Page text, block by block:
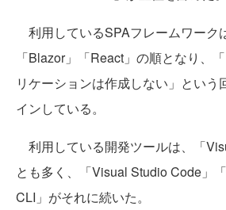
利用しているSPAフレームワーク
「Blazor」「React」の順となり、
リケーションは作成しない」という
インしている。
利用している開発ツールは、「
とも多く、「Visual Studio Code」
CLI」がそれに続いた。